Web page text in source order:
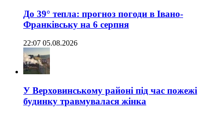
До 39° тепла: прогноз погоди в Івано-
Франківську на 6 серпня
22:07 05.08.2026
У Верховинському районі під час пожежі
будинку травмувалася жінка